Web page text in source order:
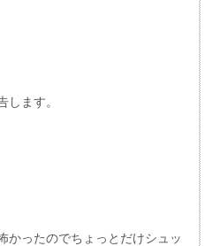
ます。
かったのでちょっとだけシュッ